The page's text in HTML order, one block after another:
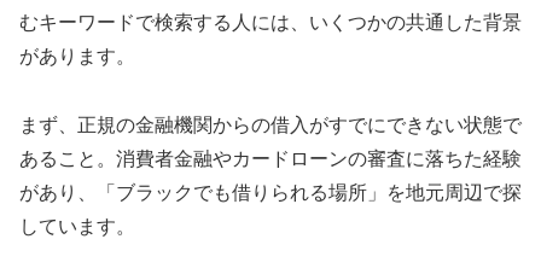
むキーワードで検索する人には、いくつかの共通した背景
があります。
まず、正規の金融機関からの借入がすでにできない状態で
あること。消費者金融やカードローンの審査に落ちた経験
があり、「ブラックでも借りられる場所」を地元周辺で探
しています。